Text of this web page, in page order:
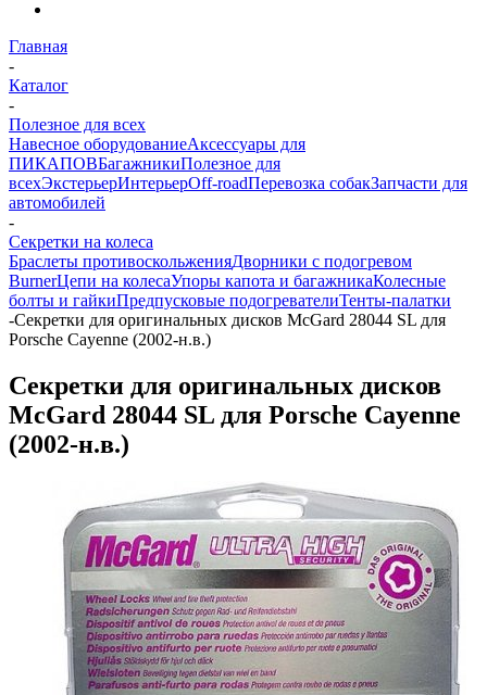
Главная
-
Каталог
-
Полезное для всех
Навесное оборудованиеАксессуары для
ПИКАПОВБагажникиПолезное для
всехЭкстерьерИнтерьерOff-roadПеревозка собакЗапчасти для
автомобилей
-
Секретки на колеса
Браслеты противоскольженияДворники с подогревом
BurnerЦепи на колесаУпоры капота и багажникаКолесные
болты и гайкиПредпусковые подогревателиТенты-палатки
-Секретки для оригинальных дисков McGard 28044 SL для
Porsche Cayenne (2002-н.в.)
Секретки для оригинальных дисков
McGard 28044 SL для Porsche Cayenne
(2002-н.в.)